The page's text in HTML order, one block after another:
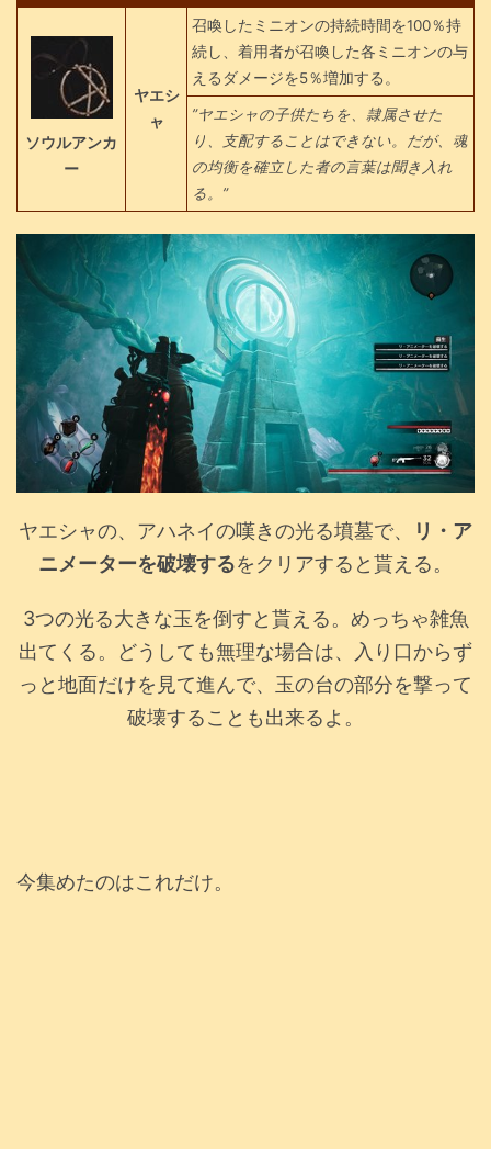
ソウルアンカ
ー
ヤエシ
ャ
召喚したミニオンの持続時間を100％持
続し、着用者が召喚した各ミニオンの与
えるダメージを5％増加する。
”ヤエシャの子供たちを、隷属させた
り、支配することはできない。だが、魂
の均衡を確立した者の言葉は聞き入れ
る。”
ヤエシャの、アハネイの嘆きの光る墳墓で、
リ・ア
ニメーターを破壊するをクリアすると貰える。
3つの光る大きな玉を倒すと貰える。めっちゃ雑魚
出てくる。どうしても無理な場合は、入り口からず
っと地面だけを見て進んで、玉の台の部分を撃って
破壊することも出来るよ。
今集めたのはこれだけ。